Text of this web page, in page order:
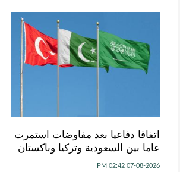
اتفاقا دفاعيا بعد مفاوضات استمرت
عاما بين السعودية وتركيا وباكستان
07-08-2026 02:42 PM